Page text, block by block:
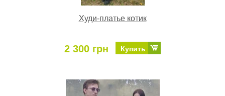
Худи-платье котик
2 300 грн Купить